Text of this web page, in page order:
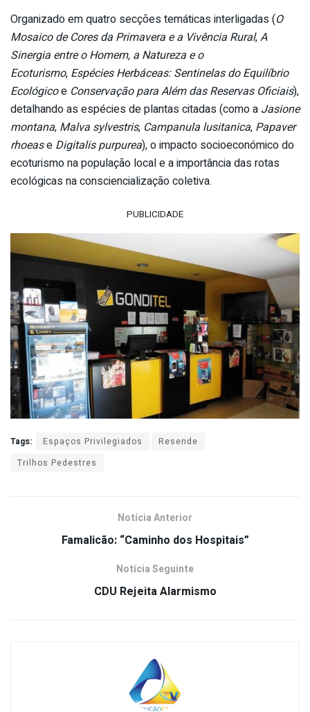
Organizado em quatro secções temáticas interligadas (O
Mosaico de Cores da Primavera e a Vivência Rural,A
Sinergia entre o Homem, a Natureza e o
Ecoturismo, Espécies Herbáceas: Sentinelas do Equilíbrio
Ecológicoe Conservação para Além das Reservas Oficiais),
detalhando as espécies de plantas citadas (como a Jasione
montana, Malva sylvestris, Campanula lusitanica, Papaver
rhoease Digitalis purpurea), o impacto socioeconómico do
ecoturismo na população local e a importância das rotas
ecológicas na consciencialização coletiva.
PUBLICIDADE
Tags: Espaços Privilegiados
Resende
Trilhos Pedestres
Notícia Anterior
Famalicão: “Caminho dos Hospitais”
Notícia Seguinte
CDU Rejeita Alarmismo